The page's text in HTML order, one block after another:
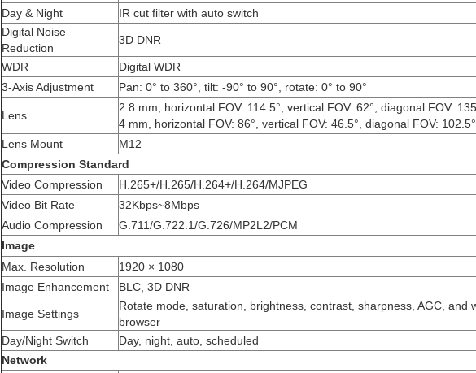
Day & Night
IR cut filter with auto switch
Digital Noise
Reduction
3D DNR
WDR
Digital WDR
3-Axis Adjustment
Pan: 0° to 360°, tilt: -90° to 90°, rotate: 0° to 90°
Lens
2.8 mm, horizontal FOV: 114.5°, vertical FOV: 62°, diagonal FOV:
4 mm, horizontal FOV: 86°, vertical FOV: 46.5°, diagonal FOV: 102.5°
Lens Mount
M12
Compression Standard
Video Compression
H.265+/H.265/H.264+/H.264/MJPEG
Video Bit Rate
32Kbps~8Mbps
Audio Compression
G.711/G.722.1/G.726/MP2L2/PCM
Image
Max. Resolution
1920 × 1080
Image Enhancement
BLC, 3D DNR
Image Settings
Rotate mode, saturation, brightness, contrast, sharpness, AGC,
browser
Day/Night Switch
Day, night, auto, scheduled
Network